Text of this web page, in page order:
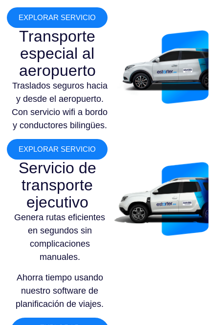
EXPLORAR SERVICIO
Transporte
especial al
aeropuerto
Traslados seguros hacia
y desde el aeropuerto.
Con servicio wifi a bordo
y conductores bilingües.
EXPLORAR SERVICIO
Servicio de
transporte
ejecutivo
Genera rutas eficientes
en segundos sin
complicaciones
manuales.
Ahorra tiempo usando
nuestro software de
planificación de viajes.